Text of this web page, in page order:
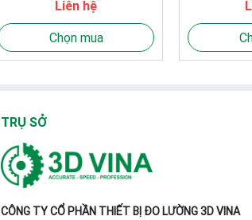
Liên hệ
Chọn mua
TRỤ SỞ
CÔNG TY CỔ PHẦN THIẾT BỊ ĐO LƯỜNG 3D VINA